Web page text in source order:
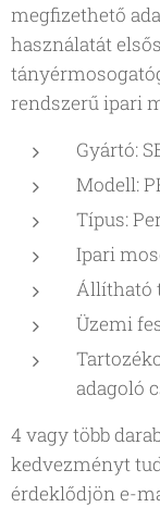
megfizethető
használatát
rendszerű ipari
Gyártó:
Modell:
Típus:
Ipari
Állítható
Üzemi
adagoló
4 vagy több
kedvezményt
érdeklődjön e-